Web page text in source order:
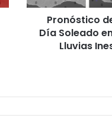
el
Sur
Pronóstico
Día Soleado
Lluvias